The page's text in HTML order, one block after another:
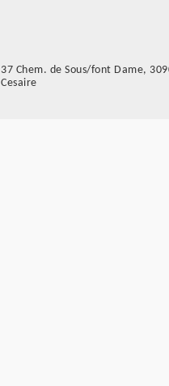
37 Chem. de Sous/font Dame,
Cesaire